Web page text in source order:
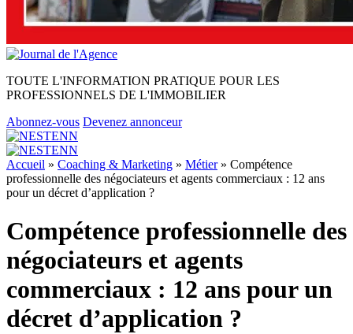
TOUTE L'INFORMATION PRATIQUE POUR LES
PROFESSIONNELS DE L'IMMOBILIER
Abonnez-vous Devenez annonceur
Accueil » Coaching & Marketing » Métier» Compétence
professionnelle des négociateurs et agents commerciaux : 12 ans
pour un décret d’application ?
Compétence professionnelle des
négociateurs et agents
commerciaux : 12 ans pour un
décret d’application ?